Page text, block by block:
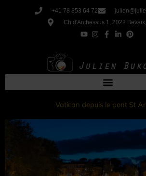
+41 78 853 64 72
Ch d'Archessus 1, 2022
Vatican depuis le pont St